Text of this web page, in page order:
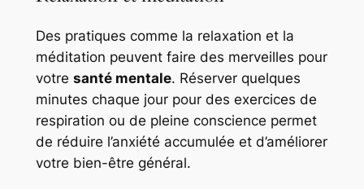
Des pratiques comme la relaxation et la
méditation peuvent faire des merveilles pour
votre santé mentale. Réserver quelques
minutes chaque jour pour des exercices de
respiration ou de pleine conscience permet
de réduire l’anxiété accumulée et d’améliorer
votre bien-être général.